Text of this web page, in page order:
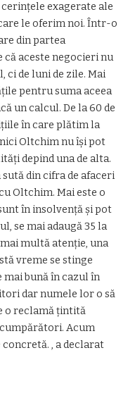
exagerate ale
le oferim noi. Într-o
din partea
că aceste negocieri nu
ci de luni de zile. Mai
pentru suma aceea
un calcul. De la 60 de
în care plătim la
Oltchim nu își pot
depind una de alta.
sută din cifra de afaceri
Oltchim. Mai este o
în insolvență și pot
se mai adaugă 35 la
multă atenție, una
vreme se stinge
mai bună în cazul în
dar numele lor o să
o reclamă țintită
Acum
, a declarat